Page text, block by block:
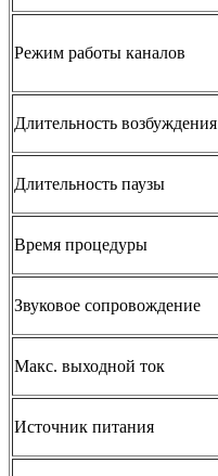
Режим работы каналов
Длительность возбуждения
Длительность паузы
Время процедуры
Звуковое сопровождение
Макс. выходной ток
Источник питания